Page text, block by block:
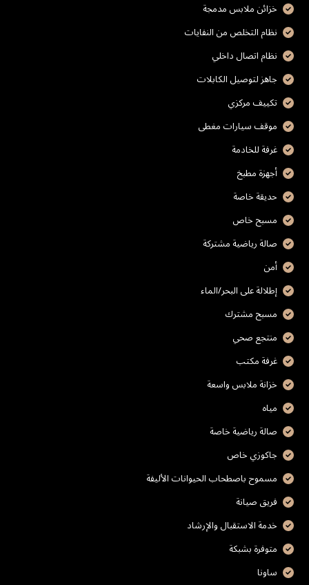
خزائن ملابس مدمجة
نظام التخلص من النفايات
نظام اتصال داخلي
جاهز لتوصيل الكابلات
تكييف مركزي
موقف سيارات مغطى
غرفة للخادمة
أجهزة مطبخ
حديقة خاصة
مسبح خاص
صالة رياضية مشتركة
أمن
إطلالة على البحر/الماء
مسبح مشترك
منتجع صحي
غرفة مكتب
خزانة ملابس واسعة
مياه
صالة رياضية خاصة
جاكوزي خاص
مسموح باصطحاب الحيوانات الأليفة
فريق صيانة
خدمة الاستقبال والإرشاد
متوفرة بشبكة
ساونا